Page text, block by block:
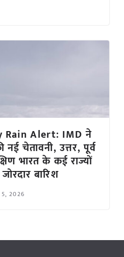
Rain Alert: IMD ने
नई चेतावनी, उत्तर, पूर्व
भारत के कई राज्यों
बारिश
2026